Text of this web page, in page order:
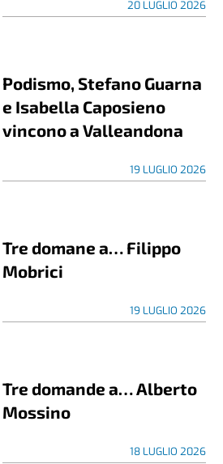
20 LUGLIO 2026
Podismo, Stefano Guarna
e Isabella Caposieno
vincono a Valleandona
19 LUGLIO 2026
Tre domane a… Filippo
Mobrici
19 LUGLIO 2026
Tre domande a… Alberto
Mossino
18 LUGLIO 2026